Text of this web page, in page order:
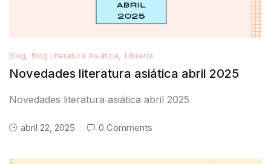
Blog, Blog Literatura Asiática, Librería
Novedades literatura asiática abril 2025
Novedades literatura asiática abril 2025
abril 22, 2025 0 Comments